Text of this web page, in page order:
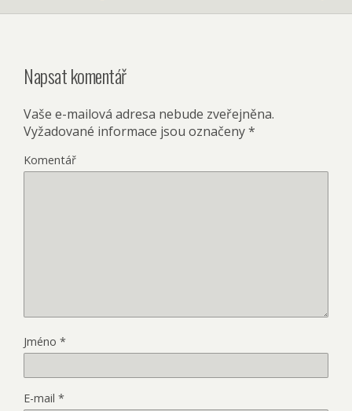
Napsat komentář
Vaše e-mailová adresa nebude zveřejněna.
Vyžadované informace jsou označeny*
Komentář
Jméno *
E-mail *